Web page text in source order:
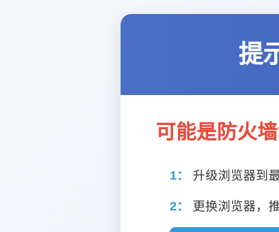
提
可能是防火
1： 升级浏览器到
2： 更换浏览器，